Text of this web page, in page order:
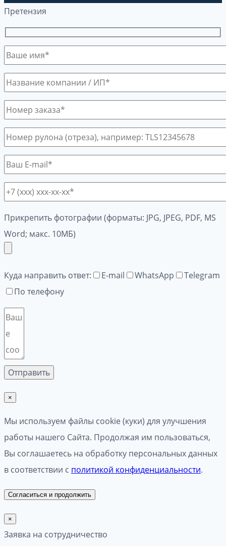
Претензия
Прикрепить фотографии (форматы: JPG, JPEG, PDF, MS
Word; макс. 10МБ)
Куда направить ответ: E-mail WhatsApp
Telegram
По телефону
×
Мы используем файлы cookie (куки) для улучшения
работы нашего Сайта. Продолжая им пользоваться,
Вы соглашаетесь на обработку персональных данных
в соответствии с политикой конфиденциальности.
Согласиться и продолжить
×
Заявка на сотрудничество